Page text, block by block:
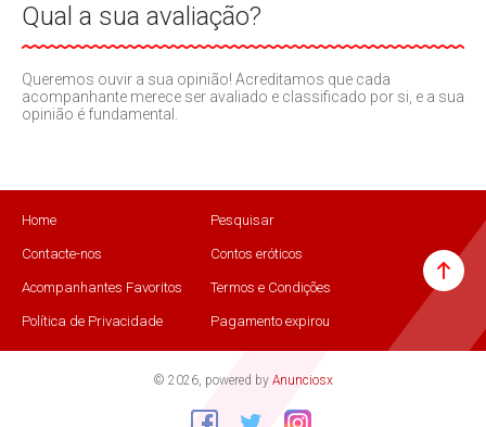
Qual a sua avaliação?
Queremos ouvir a sua opinião! Acreditamos que cada
acompanhante merece ser avaliado e classificado por si, e a sua
opinião é fundamental.
Home Pesquisar
Contacte-nos Contos eróticos
Acompanhantes Favoritos Termos e Condições
Política de Privacidade Pagamento expirou
© 2026, powered by Anunciosx